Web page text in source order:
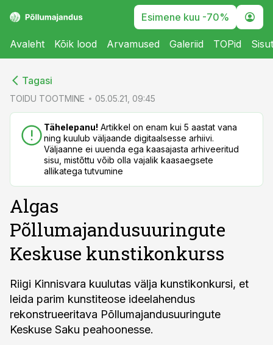
Esimene kuu -70%
Avaleht Kõik lood Arvamused Galeriid TOPid
Tagasi
TOIDU TOOTMINE 05.05.21, 09:45
Tähelepanu! Artikkel on enam kui 5 aastat vana
ning kuulub väljaande digitaalsesse arhiivi.
Väljaanne ei uuenda ega kaasajasta arhiveeritud
sisu, mistõttu võib olla vajalik kaasaegsete
allikatega tutvumine
Algas
Põllumajandusuuringute
Keskuse kunstikonkurss
Riigi Kinnisvara kuulutas välja kunstikonkursi, et
leida parim kunstiteose ideelahendus
rekonstrueeritava Põllumajandusuuringute
Keskuse Saku peahoonesse.